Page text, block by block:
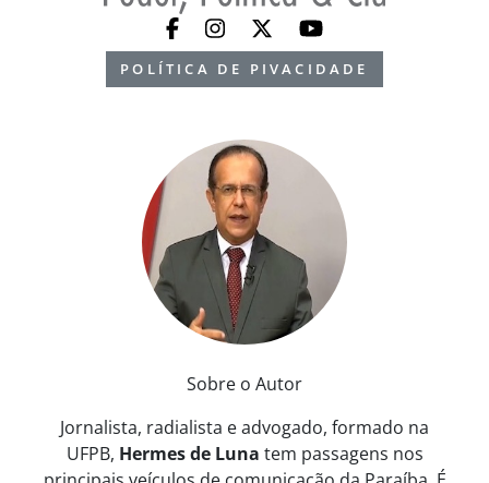
POLÍTICA DE PIVACIDADE
Sobre o Autor
Jornalista, radialista e advogado, formado na
UFPB, Hermes de Luna tem passagens nos